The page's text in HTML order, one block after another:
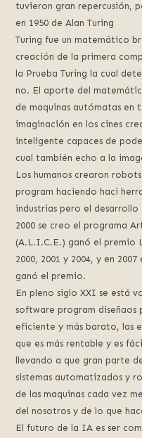
tuvieron gran repercusión,
en 1950 de Alan Turing
Turing fue un matemático
creación de la primera
la Prueba Turing la cual
no. El aporte del
de maquinas autómatas en
imaginación en los cines
inteligente capaces de
cual también echo a la
Los humanos crearon
program haciendo haci
industrias pero el desarrollo
2000 se creo el programa
(A.L.I.C.E.) ganó el premio
2000, 2001 y 2004, y en
ganó el premio.
En pleno siglo XXI se está
software program diseñaos
eficiente y más barato, las
que es más rentable y es
llevando a que gran parte
sistemas automatizados y
de las maquinas cada vez
del nosotros y de lo que
El futuro de la IA es ser